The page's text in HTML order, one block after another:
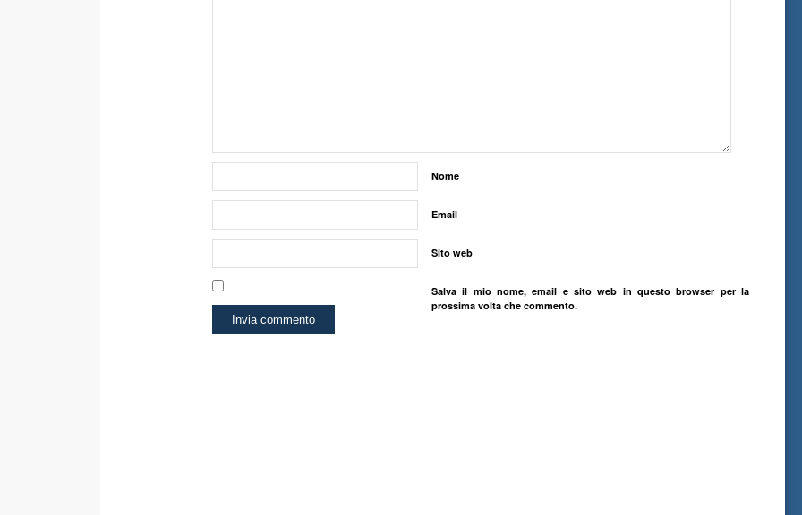
Nome
Email
Sito web
Salva il mio nome, email e sito web in questo browser per la
prossima volta che commento.